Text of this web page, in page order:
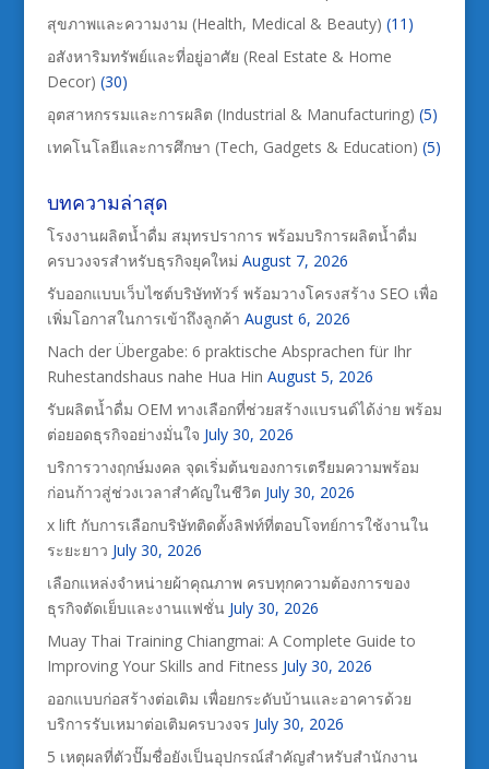
สุขภาพและความงาม (Health, Medical & Beauty) (11)
อสังหาริมทรัพย์และที่อยู่อาศัย (Real Estate & Home
Decor) (30)
อุตสาหกรรมและการผลิต (Industrial & Manufacturing) (5)
เทคโนโลยีและการศึกษา (Tech, Gadgets & Education) (5)
บทความล่าสุด
โรงงานผลิตน้ำดื่ม สมุทรปราการ พร้อมบริการผลิตน้ำดื่ม
ครบวงจรสำหรับธุรกิจยุคใหม่ August 7, 2026
รับออกแบบเว็บไซต์บริษัททัวร์ พร้อมวางโครงสร้าง SEO เพื่อ
เพิ่มโอกาสในการเข้าถึงลูกค้า August 6, 2026
Nach der Übergabe: 6 praktische Absprachen für Ihr
Ruhestandshaus nahe Hua Hin August 5, 2026
รับผลิตน้ำดื่ม OEM ทางเลือกที่ช่วยสร้างแบรนด์ได้ง่าย พร้อม
ต่อยอดธุรกิจอย่างมั่นใจ July 30, 2026
บริการวางฤกษ์มงคล จุดเริ่มต้นของการเตรียมความพร้อม
ก่อนก้าวสู่ช่วงเวลาสำคัญในชีวิต July 30, 2026
x lift กับการเลือกบริษัทติดตั้งลิฟท์ที่ตอบโจทย์การใช้งานใน
ระยะยาว July 30, 2026
เลือกแหล่งจำหน่ายผ้าคุณภาพ ครบทุกความต้องการของ
ธุรกิจตัดเย็บและงานแฟชั่น July 30, 2026
Muay Thai Training Chiangmai: A Complete Guide to
Improving Your Skills and Fitness July 30, 2026
ออกแบบก่อสร้างต่อเติม เพื่อยกระดับบ้านและอาคารด้วย
บริการรับเหมาต่อเติมครบวงจร July 30, 2026
5 เหตุผลที่ตัวปั๊มชื่อยังเป็นอุปกรณ์สำคัญสำหรับสำนักงาน